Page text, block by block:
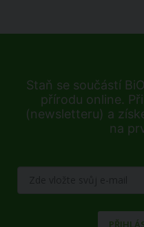
Staň se součástí
přírodu online.
(newsletteru) a
na